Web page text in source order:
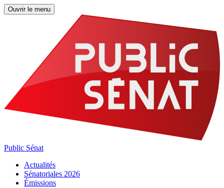
Ouvrir le menu
Public Sénat
Actualités
Sénatoriales 2026
Émissions